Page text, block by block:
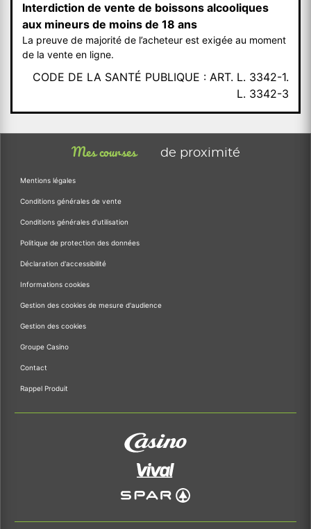
Interdiction de vente de boissons alcooliques
aux mineurs de moins de 18 ans
La preuve de majorité de l’acheteur est exigée au moment
de la vente en ligne.
CODE DE LA SANTÉ PUBLIQUE : ART. L. 3342-1.
L. 3342-3
Mes courses de proximité
Mentions légales
Conditions générales de vente
Conditions générales d'utilisation
Politique de protection des données
Déclaration d'accessibilité
Informations cookies
Gestion des cookies de mesure d'audience
Gestion des cookies
Groupe Casino
Contact
Rappel Produit